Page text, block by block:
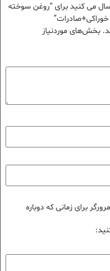
می کنید برای “روغن سوخته
بخش‌های موردنیاز
برای زمانی که دوباره